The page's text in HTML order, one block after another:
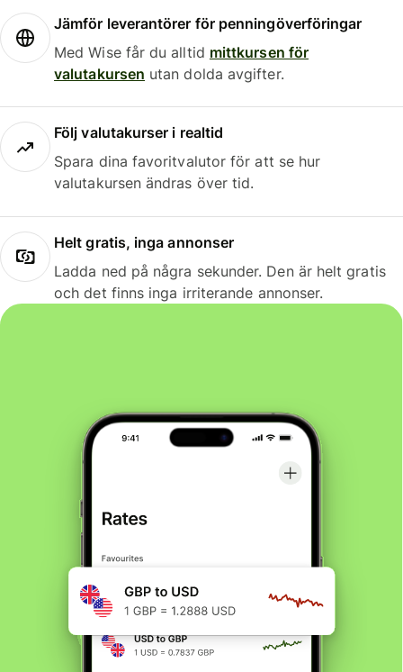
Jämför leverantörer för penningöverföringar
Med Wise får du alltid mittkursen för
valutakursen utan dolda avgifter.
Följ valutakurser i realtid
Spara dina favoritvalutor för att se hur
valutakursen ändras över tid.
Helt gratis, inga annonser
Ladda ned på några sekunder. Den är helt gratis
och det finns inga irriterande annonser.